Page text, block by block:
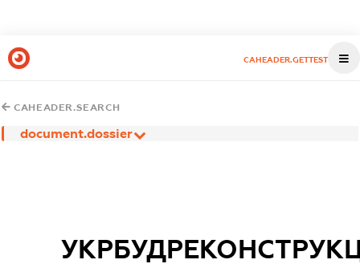
CAHEADER.GETTEST
CAHEADER.SEARCH
document.dossier